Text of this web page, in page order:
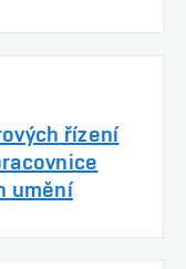
řízení
umění